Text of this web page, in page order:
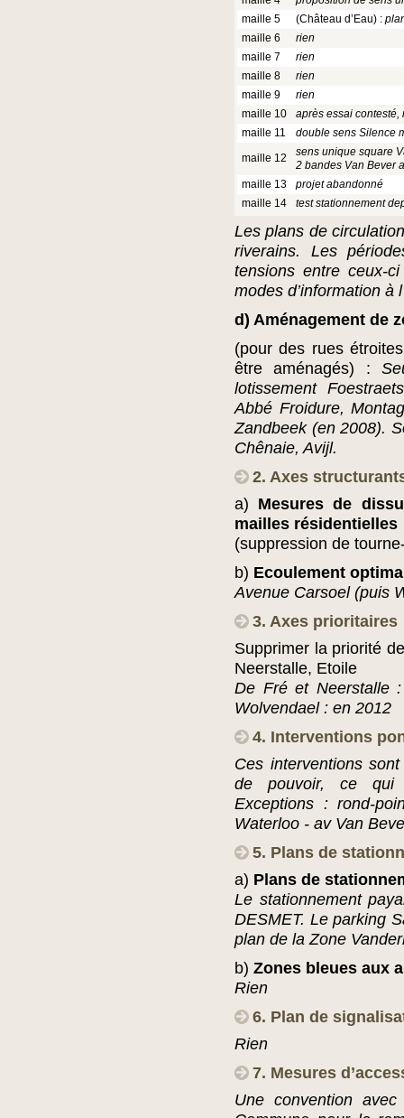
maille 5
(Château d’Eau) :
maille 6
rien
maille 7
rien
maille 8
rien
maille 9
rien
maille 10
après essai
maille 11
double sens Silence
maille 12
sens unique square
2 bandes Van Bever
maille 13
projet abandonné
maille 14
test stationnement
Les plans de
riverains. Les
tensions entre ceux-
modes d’information à
d) Aménagement de
(pour des rues
être aménagés) :
lotissement
Abbé Froidure,
Zandbeek (en 2008).
Chênaie, Avijl.
2. Axes
a) Mesures de
mailles résidentielles
(suppression de
b) Ecoulement
Avenue Carsoel (puis
3. Axes prioritaires
Supprimer la priorité
Neerstalle, Etoile
De Fré et Neerstalle
Wolvendael : en 2012
4. Interventions
Ces interventions
de pouvoir, ce qui
Exceptions : rond-
Waterloo - av Van
5. Plans de
a) Plans de
Le stationnement
DESMET. Le parking
plan de la Zone
b) Zones bleues aux
Rien
6. Plan de
Rien
7. Mesures
Une convention